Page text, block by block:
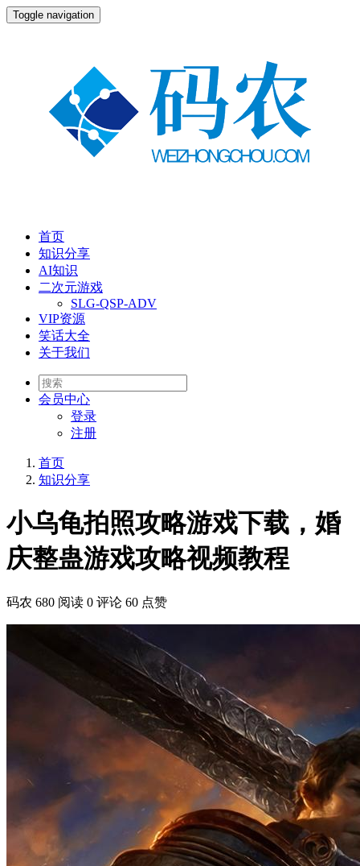
Toggle navigation
首页
知识分享
AI知识
二次元游戏
SLG-QSP-ADV
VIP资源
笑话大全
关于我们
会员中心
登录
注册
首页
知识分享
小乌龟拍照攻略游戏下载，婚
庆整蛊游戏攻略视频教程
码农 680 阅读 0 评论 60 点赞